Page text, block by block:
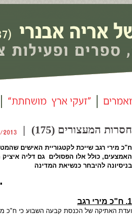
חסרות המעצורים (175) |
ח"כ מירי רגב שייכת לקטגוריית האישים
האמצעים, כולל אלו הפסולים גם דליה
בניסיונה להיבחר כנשיאת המדינה
▪ ▪
1. ח"כ מירי רגב
ועדת האתיקה של הכנסת קבעה השבוע כי ח"כ